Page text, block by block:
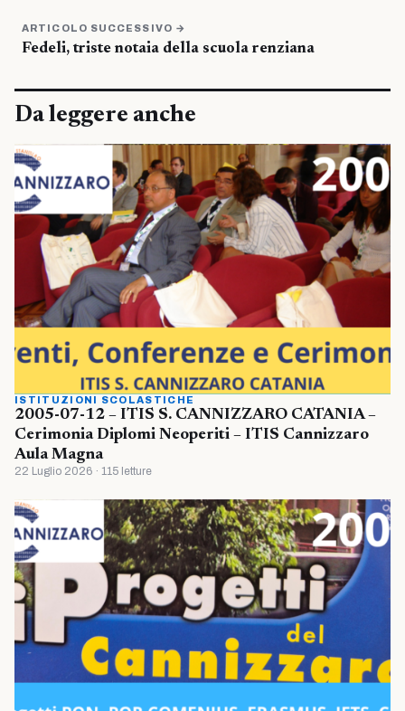
ARTICOLO SUCCESSIVO →
Fedeli, triste notaia della scuola renziana
Da leggere anche
ISTITUZIONI SCOLASTICHE
2005-07-12 – ITIS S. CANNIZZARO CATANIA –
Cerimonia Diplomi Neoperiti – ITIS Cannizzaro
Aula Magna
22 Luglio 2026 · 115 letture